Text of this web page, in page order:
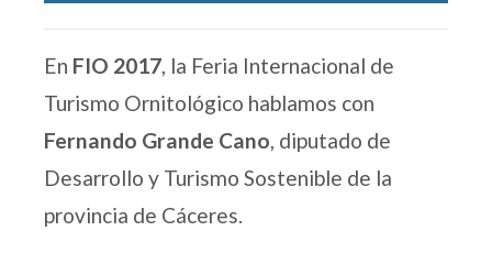
En FIO 2017, la Feria Internacional de
Turismo Ornitológico hablamos con
Fernando Grande Cano, diputado de
Desarrollo y Turismo Sostenible de la
provincia de Cáceres.